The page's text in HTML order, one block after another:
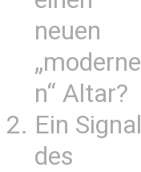
neuen
„moderne
n“ Altar?
Ein Signal
des